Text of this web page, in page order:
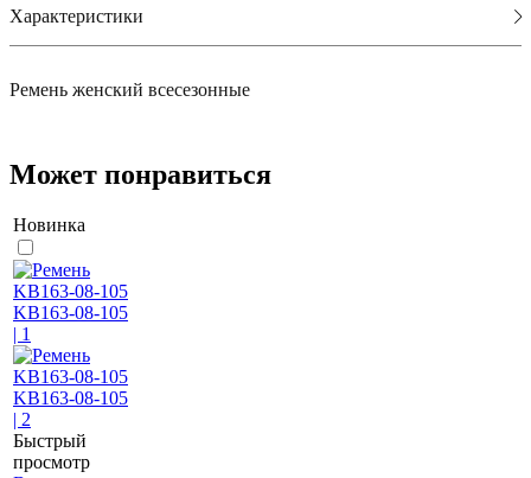
Характеристики
Ремень женский всесезонные
Может понравиться
Новинка
Быстрый
просмотр